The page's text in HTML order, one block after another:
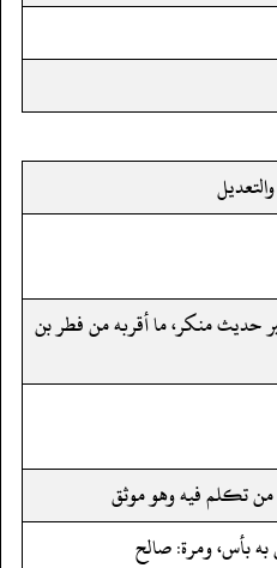
حديث منكر، ما أقربه من فطر بن
من تكلم فيه وهو موثق
بأس، ومرة: صالح